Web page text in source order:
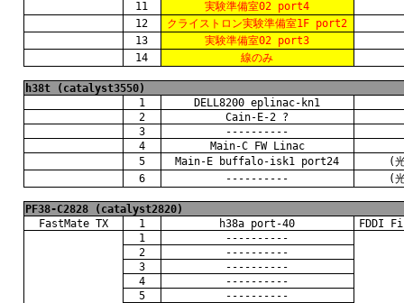
11
実験準備室02 port4
12
クライストロン実験準備室1F port2
13
実験準備室02 port3
14
線のみ
h38t (catalyst3550)
1
DELL8200 eplinac-kn1
2
Cain-E-2 ?
3
----------
4
Main-C FW Linac
5
Main-E buffalo-isk1 port24
(
6
---------- (
PF38-C2828 (catalyst2820)
FastMate TX
1 h38a port-40
FDDI
1
----------
2
----------
3
----------
4
----------
5
----------